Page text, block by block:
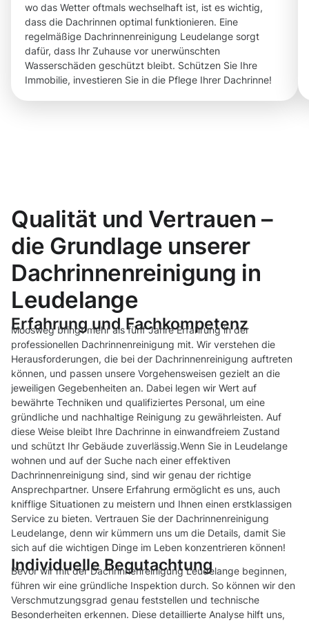
wo das Wetter oftmals wechselhaft ist, ist es wichtig,
dass die Dachrinnen optimal funktionieren. Eine
regelmäßige Dachrinnenreinigung Leudelange sorgt
dafür, dass Ihr Zuhause vor unerwünschten
Wasserschäden geschützt bleibt. Schützen Sie Ihre
Immobilie, investieren Sie in die Pflege Ihrer Dachrinne!
Qualität und Vertrauen –
die Grundlage unserer
Dachrinnenreinigung in
Leudelange
Erfahrung und Fachkompetenz
Moosweg bringt mehr als fünf Jahre Erfahrung in der
professionellen Dachrinnenreinigung mit. Wir verstehen die
Herausforderungen, die bei der Dachrinnenreinigung auftreten
können, und passen unsere Vorgehensweisen gezielt an die
jeweiligen Gegebenheiten an. Dabei legen wir Wert auf
bewährte Techniken und qualifiziertes Personal, um eine
gründliche und nachhaltige Reinigung zu gewährleisten. Auf
diese Weise bleibt Ihre Dachrinne in einwandfreiem Zustand
und schützt Ihr Gebäude zuverlässig.Wenn Sie in Leudelange
wohnen und auf der Suche nach einer effektiven
Dachrinnenreinigung sind, sind wir genau der richtige
Ansprechpartner. Unsere Erfahrung ermöglicht es uns, auch
knifflige Situationen zu meistern und Ihnen einen erstklassigen
Service zu bieten. Vertrauen Sie der Dachrinnenreinigung
Leudelange, denn wir kümmern uns um die Details, damit Sie
sich auf die wichtigen Dinge im Leben konzentrieren können!
Individuelle Begutachtung
Bevor wir mit der Dachrinnenreinigung Leudelange beginnen,
führen wir eine gründliche Inspektion durch. So können wir den
Verschmutzungsgrad genau feststellen und technische
Besonderheiten erkennen. Diese detaillierte Analyse hilft uns,